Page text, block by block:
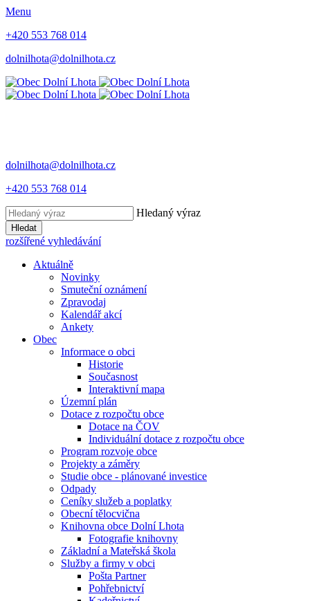
Menu
+420 553 768 014
dolnilhota@dolnilhota.cz
dolnilhota@dolnilhota.cz
+420 553 768 014
Hledaný výraz
Hledat
rozšířené vyhledávání
Aktuálně
Novinky
Smuteční oznámení
Zpravodaj
Kalendář akcí
Ankety
Obec
Informace o obci
Historie
Současnost
Interaktivní mapa
Územní plán
Dotace z rozpočtu obce
Dotace na ČOV
Individuální dotace z rozpočtu obce
Program rozvoje obce
Projekty a záměry
Studie obce - plánované investice
Odpady
Ceníky služeb a poplatky
Obecní tělocvična
Knihovna obce Dolní Lhota
Fotografie knihovny
Základní a Mateřská škola
Služby a firmy v obci
Pošta Partner
Pohřebnictví